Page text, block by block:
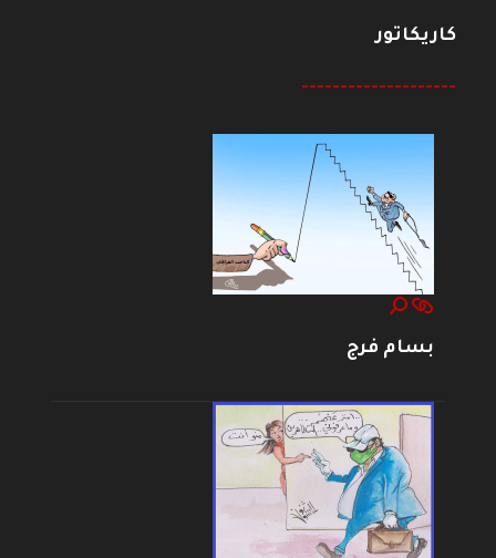
كاريكاتور
--------------------
بسام فرج